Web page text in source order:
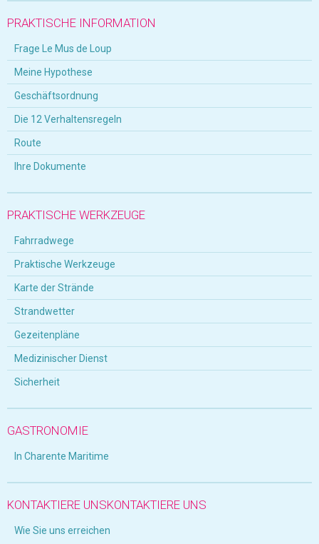
PRAKTISCHE INFORMATION
Frage Le Mus de Loup
Meine Hypothese
Geschäftsordnung
Die 12 Verhaltensregeln
Route
Ihre Dokumente
PRAKTISCHE WERKZEUGE
Fahrradwege
Praktische Werkzeuge
Karte der Strände
Strandwetter
Gezeitenpläne
Medizinischer Dienst
Sicherheit
GASTRONOMIE
In Charente Maritime
KONTAKTIERE UNSKONTAKTIERE UNS
Wie Sie uns erreichen